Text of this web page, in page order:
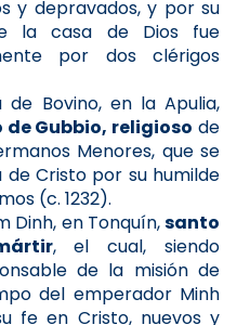
y depravados, y por su
la casa de Dios fue
por dos clérigos
Bovino, en la Apulia,
Gubbio, religioso de
Menores, que se
Cristo por su humilde
(c. 1232).
Dinh, en Tonquín,santo
, el cual, siendo
de la misión de
del emperador Minh
fe en Cristo, nuevos y